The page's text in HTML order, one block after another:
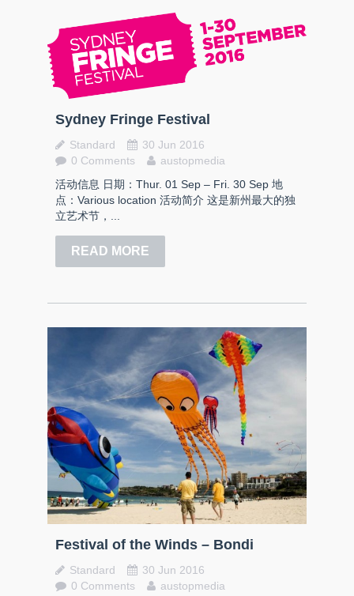
Sydney Fringe Festival
Standard
30 Jun 2016
0 Comments
austopmedia
活动信息 日期：Thur. 01 Sep – Fri. 30 Sep 地
点：Various location 活动简介 这是新州最大的独
立艺术节，...
READ MORE
Festival of the Winds – Bondi
Standard
30 Jun 2016
0 Comments
austopmedia